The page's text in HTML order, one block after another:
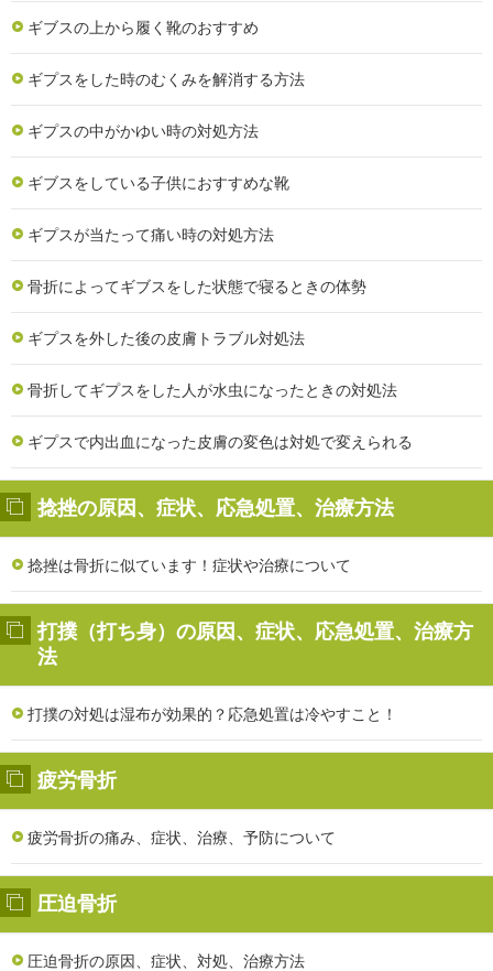
ギブスの上から履く靴のおすすめ
ギプスをした時のむくみを解消する方法
ギプスの中がかゆい時の対処方法
ギブスをしている子供におすすめな靴
ギプスが当たって痛い時の対処方法
骨折によってギブスをした状態で寝るときの体勢
ギプスを外した後の皮膚トラブル対処法
骨折してギプスをした人が水虫になったときの対処法
ギプスで内出血になった皮膚の変色は対処で変えられる
捻挫の原因、症状、応急処置、治療方法
捻挫は骨折に似ています！症状や治療について
打撲（打ち身）の原因、症状、応急処置、治療方
法
打撲の対処は湿布が効果的？応急処置は冷やすこと！
疲労骨折
疲労骨折の痛み、症状、治療、予防について
圧迫骨折
圧迫骨折の原因、症状、対処、治療方法